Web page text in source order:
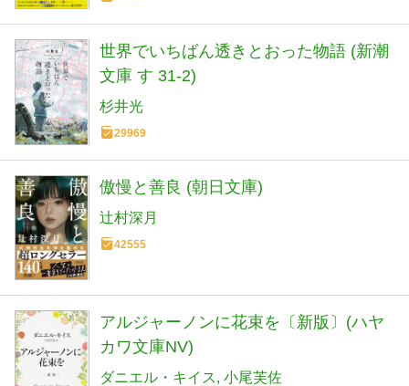
世界でいちばん透きとおった物語 (新潮
文庫 す 31-2)
杉井光
29969
傲慢と善良 (朝日文庫)
辻村深月
42555
アルジャーノンに花束を〔新版〕(ハヤ
カワ文庫NV)
ダニエル・キイス 小尾芙佐